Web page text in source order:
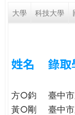
e
e
e
大學 科技大學
姓名 錄取
方○鈞
臺中
黃○剛
臺中